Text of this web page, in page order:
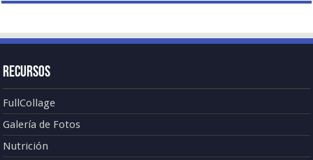
Recursos
FullCollage
Galería de Fotos
Nutrición